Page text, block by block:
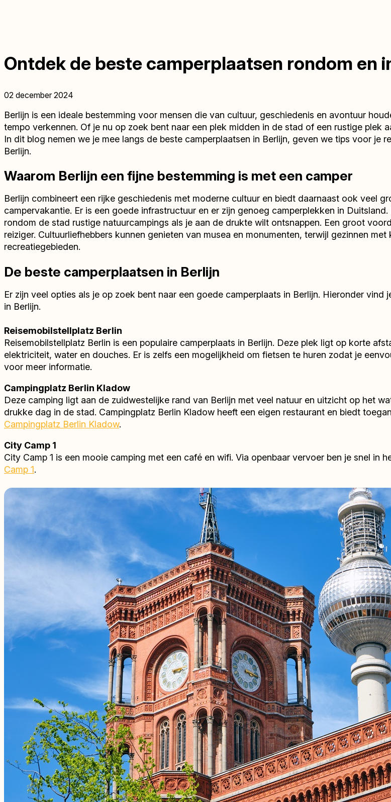
Ontdek de beste camperplaatsen rondom en
02 december 2024
Berlijn is een ideale bestemming voor mensen die van cultuur, geschiedenis en avontuur
tempo verkennen. Of je nu op zoek bent naar een plek midden in de stad of een rustige plek
In dit blog nemen we je mee langs de beste camperplaatsen in Berlijn, geven we tips voor je
Berlijn.
Waarom Berlijn een fijne bestemming is met een camper
Berlijn combineert een rijke geschiedenis met moderne cultuur en biedt daarnaast ook veel
campervakantie. Er is een goede infrastructuur en er zijn genoeg camperplekken in
rondom de stad rustige natuurcampings als je aan de drukte wilt ontsnappen. Een groot
reiziger. Cultuurliefhebbers kunnen genieten van musea en monumenten, terwijl gezinnen
recreatiegebieden.
De beste camperplaatsen in Berlijn
Er zijn veel opties als je op zoek bent naar een goede camperplaats in Berlijn. Hieronder
in Berlijn.
Reisemobilstellplatz Berlin
Reisemobilstellplatz Berlin is een populaire camperplaats in Berlijn. Deze plek ligt op korte
elektriciteit, water en douches. Er is zelfs een mogelijkheid om fietsen te huren zodat je
voor meer informatie.
Campingplatz Berlin Kladow
Deze camping ligt aan de zuidwestelijke rand van Berlijn met veel natuur en uitzicht op het
drukke dag in de stad. Campingplatz Berlin Kladow heeft een eigen restaurant en biedt
Campingplatz Berlin Kladow.
City Camp 1
City Camp 1 is een mooie camping met een café en wifi. Via openbaar vervoer ben je snel in
Camp 1.